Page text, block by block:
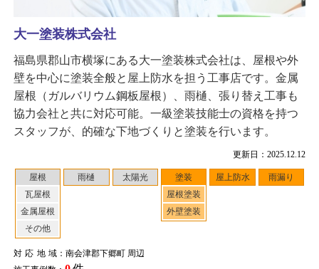
更新日：2025.12.12
屋根
瓦屋根
金属屋根
その他
雨樋 太陽光
塗装
屋根塗装
外壁塗装
屋上防水 雨漏り
対応地域：南会津郡下郷町 周辺
大一塗装株式会社
福島県郡山市横塚にある大一塗装株式会社は、屋根や外
壁を中心に塗装全般と屋上防水を担う工事店です。金属
屋根（ガルバリウム鋼板屋根）、雨樋、張り替え工事も
協力会社と共に対応可能。一級塗装技能士の資格を持つ
スタッフが、的確な下地づくりと塗装を行います。